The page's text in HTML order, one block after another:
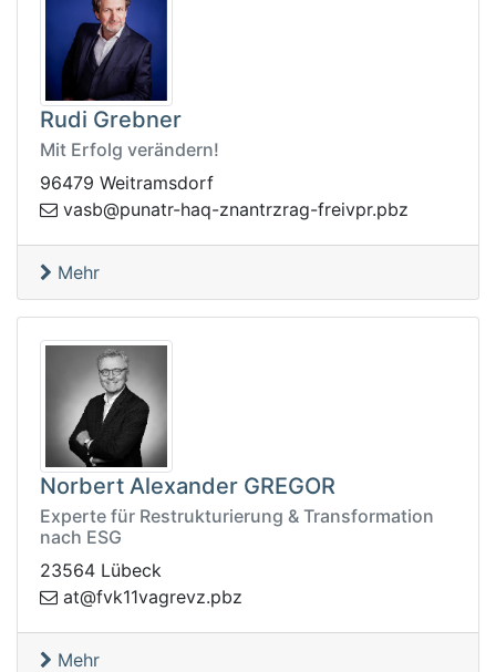
Rudi Grebner
Mit Erfolg verändern!
96479 Weitramsdorf
zbp.rpvierf-garzrtnanz-
qah-rtanup@bsav
Mehr
Norbert Alexander GREGOR
Experte für Restrukturierung & Transformation
nach ESG
23564 Lübeck
zbp.
zvergav11kvf@ta
Mehr